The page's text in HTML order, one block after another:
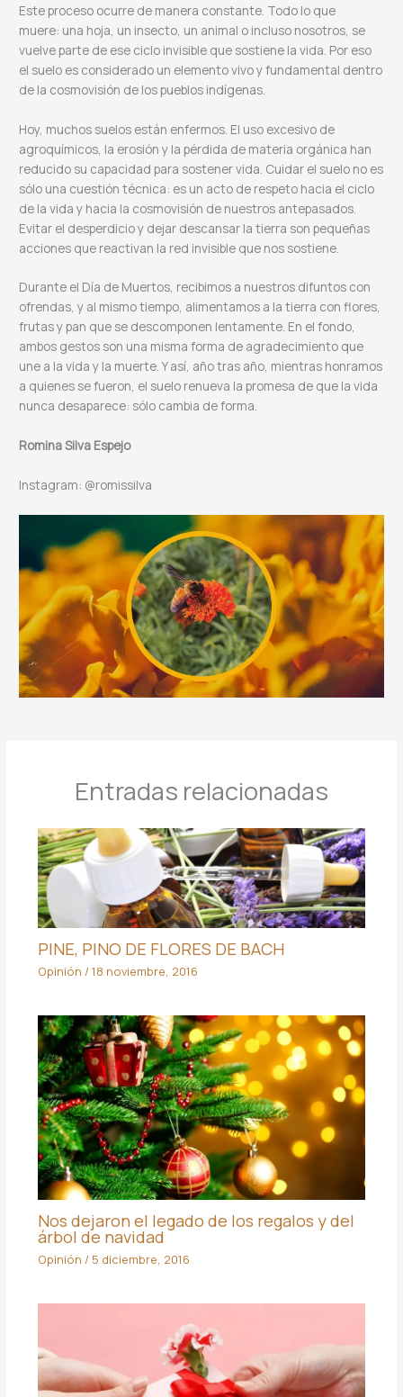
Este proceso ocurre de manera constante. Todo lo que
muere: una hoja, un insecto, un animal o incluso nosotros, se
vuelve parte de ese ciclo invisible que sostiene la vida. Por eso
el suelo es considerado un elemento vivo y fundamental dentro
de la cosmovisión de los pueblos indígenas.
Hoy, muchos suelos están enfermos. El uso excesivo de
agroquímicos, la erosión y la pérdida de materia orgánica han
reducido su capacidad para sostener vida. Cuidar el suelo no es
sólo una cuestión técnica: es un acto de respeto hacia el ciclo
de la vida y hacia la cosmovisión de nuestros antepasados.
Evitar el desperdicio y dejar descansar la tierra son pequeñas
acciones que reactivan la red invisible que nos sostiene.
Durante el Día de Muertos, recibimos a nuestros difuntos con
ofrendas, y al mismo tiempo, alimentamos a la tierra con flores,
frutas y pan que se descomponen lentamente. En el fondo,
ambos gestos son una misma forma de agradecimiento que
une a la vida y la muerte. Y así, año tras año, mientras honramos
a quienes se fueron, el suelo renueva la promesa de que la vida
nunca desaparece: sólo cambia de forma.
Romina Silva Espejo
Instagram: @romissilva
Entradas relacionadas
PINE, PINO DE FLORES DE BACH
Opinión / 18 noviembre, 2016
Nos dejaron el legado de los regalos y del
árbol de navidad
Opinión / 5 diciembre, 2016